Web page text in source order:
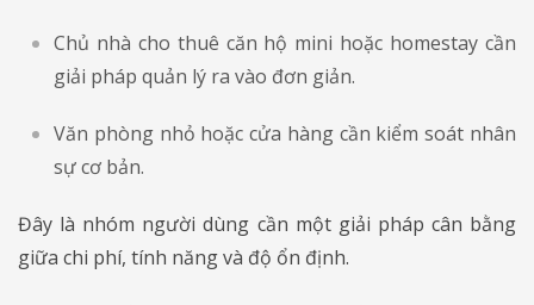
Chủ nhà cho thuê căn hộ mini hoặc homestay cần
giải pháp quản lý ra vào đơn giản.
Văn phòng nhỏ hoặc cửa hàng cần kiểm soát nhân
sự cơ bản.
Đây là nhóm người dùng cần một giải pháp cân bằng
giữa chi phí, tính năng và độ ổn định.